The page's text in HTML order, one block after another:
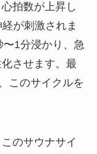
拍数が上昇し
が刺激されま
1分浸かり、急
させます。最
このサイクルを
のサウナサイ